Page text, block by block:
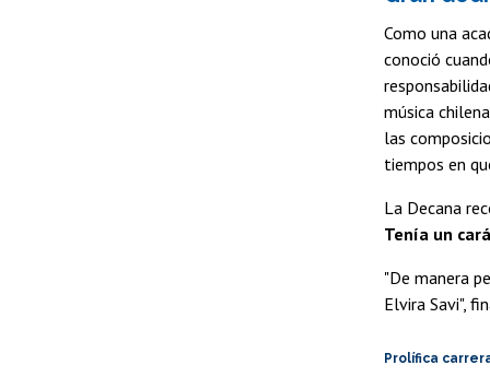
Como una
conoció
música
las
tiempos en
La Decana
Tenía un
"De manera
Elvira Savi",
Prolífica